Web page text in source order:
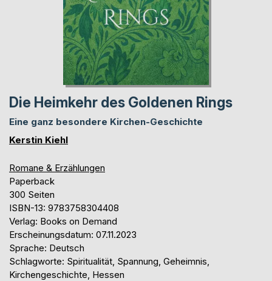
Die Heimkehr des Goldenen Rings
Eine ganz besondere Kirchen-Geschichte
Kerstin Kiehl
Romane & Erzählungen
Paperback
300 Seiten
ISBN-13: 9783758304408
Verlag: Books on Demand
Erscheinungsdatum: 07.11.2023
Sprache: Deutsch
Schlagworte: Spiritualität, Spannung, Geheimnis,
Kirchengeschichte, Hessen